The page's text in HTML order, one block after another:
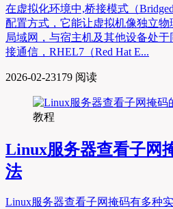
在虚拟化环境中,桥接模式（
配置方式，它能让虚拟机像独立
局域网，与宿主机及其他设备处
接通信，RHEL7（Red Hat E...
2026-02-23179 阅读
教程
Linux服务器查看子网
法
Linux服务器查看子网掩码有多种